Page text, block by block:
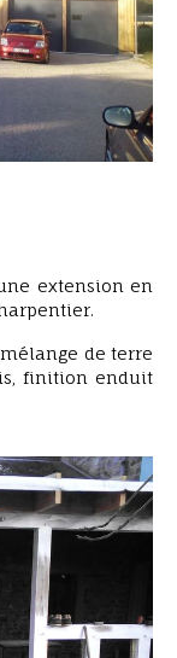
extension en
de terre
finition enduit
lattis
lattis